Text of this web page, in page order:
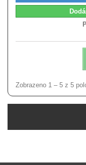
Zobrazeno 1 – 5 z 5